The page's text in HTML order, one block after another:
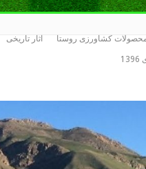
کشاورزی روستا اثار تاریخی